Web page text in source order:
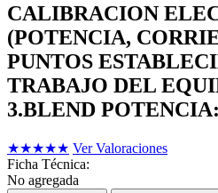
CALIBRACION
(POTENCIA,
PUNTOS
TRABAJO DEL
3.BLEND
★★★★★ Ver Valoraciones
Ficha Técnica:
No agregada